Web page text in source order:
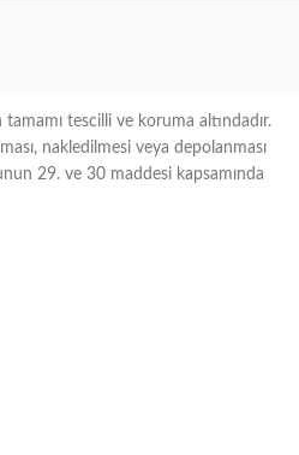
tescilli ve koruma altındadır.
nakledilmesi veya depolanması
29. ve 30 maddesi kapsamında